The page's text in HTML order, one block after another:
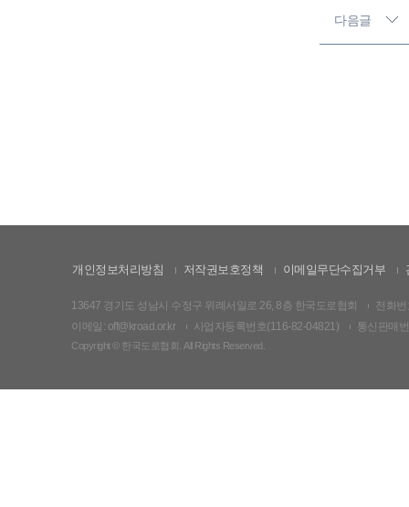
다음글
개인정보처리방침 저작권보호정책 이메일무단수집거부
13647 경기도 성남시 수정구 위례서일로 26, 8층 한국도로협회
전화
이메일: off@kroad.or.kr
사업자등록번호(116-82-04821) 통신판매
Copyright © 한국도로협회. All Rights Reserved.